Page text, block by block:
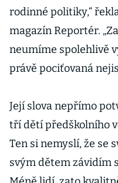
rodinné politiky,“
magazín Reportér.
neumíme spolehlivě
právě pociťovaná
Její slova nepřímo
tří dětí předškolního
Ten si nemyslí, že se
svým dětem závidím